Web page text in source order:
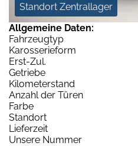
Standort Zentrallager
Allgemeine Daten:
Fahrzeugtyp
Karosserieform
Erst-Zul.
Getriebe
Kilometerstand
Anzahl der Türen
Farbe
Standort
Lieferzeit
Unsere Nummer